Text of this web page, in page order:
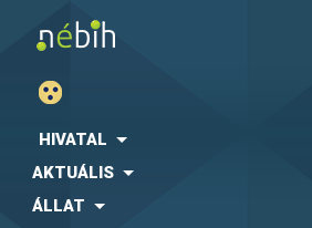
HIVATAL
AKTUÁLIS
ÁLLAT